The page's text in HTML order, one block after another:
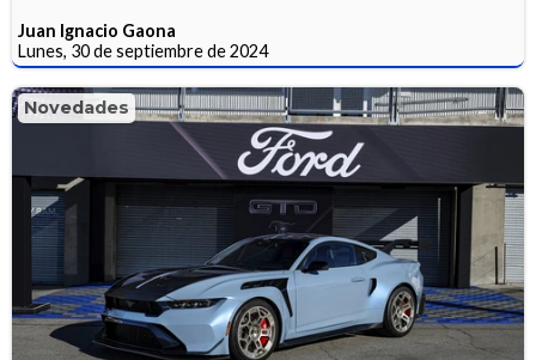
Juan Ignacio Gaona
Lunes, 30 de septiembre de 2024
Novedades